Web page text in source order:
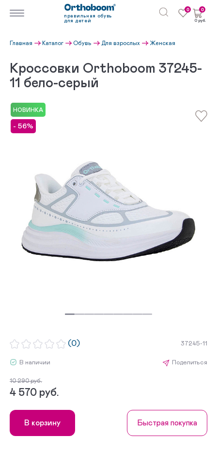
правильная обувь
для детей
0 0
0 руб.
Главная Каталог Обувь Для взрослых Женская
Кроссовки Orthoboom 37245-
11 бело-серый
НОВИНКА
- 56%
(0) 37245-11
В наличии Поделиться
10 290 руб.
4 570 руб.
В корзину Быстрая покупка